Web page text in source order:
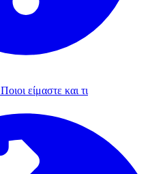
Ποιοι είμαστε και τι